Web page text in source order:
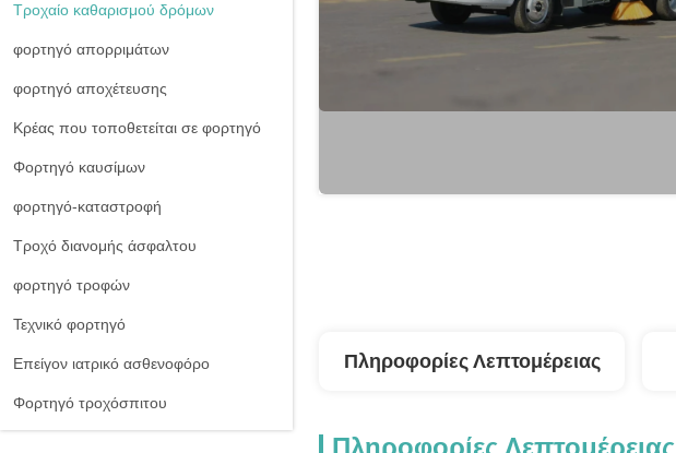
Τροχαίο καθαρισμού δρόμων
φορτηγό απορριμάτων
φορτηγό αποχέτευσης
Κρέας που τοποθετείται σε φορτηγό
Φορτηγό καυσίμων
φορτηγό-καταστροφή
Τροχό διανομής άσφαλτου
φορτηγό τροφών
Τεχνικό φορτηγό
Επείγον ιατρικό ασθενοφόρο
Φορτηγό τροχόσπιτου
Πληροφορίες Λεπτομέρειας
Πληροφορίες Λεπτομέρειας